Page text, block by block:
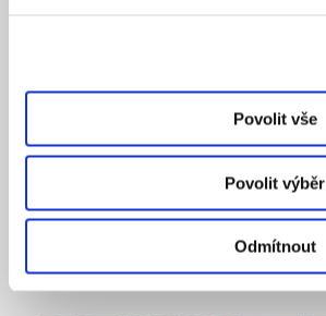
Povolit vše
Povolit výběr
Odmítnout